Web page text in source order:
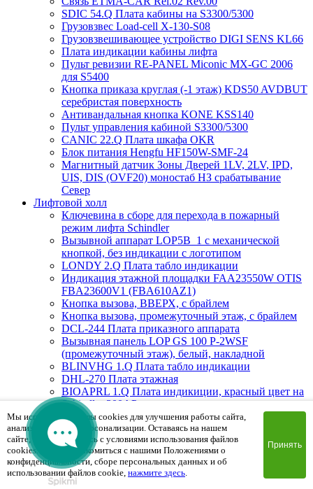
SDIC 54.Q Плата кабины на S3300/5300
Грузовзвес Load-cell X-130-S08
Грузовзвешивающее устройство DIGI SENS KL66
Плата индикации кабины лифта
Пульт ревизии RE-PANEL Miconic MX-GC 2006
для S5400
Кнопка приказа круглая (-1 этаж) KDS50 AVDBUT
серебристая поверхность
Антивандальная кнопка KONE KSS140
Пульт управления кабиной S3300/5300
CANIC 22.Q Плата шкафа OKR
Блок питания Hengfu HF150W-SMF-24
Магнитный датчик Зоны Дверей 1LV, 2LV, IPD,
UIS, DIS (OVF20) моностаб НЗ срабатывание
Cевер
Лифтовой холл
Ключевина в сборе для перехода в пожарный
режим лифта Schindler
Вызывной аппарат LOP5B_1 с механической
кнопкой, без индикации с логотипом
LONDY 2.Q Плата табло индикации
Индикация этажной площадки FAA23550W OTIS
FBA23600V1 (FBA610AZ1)
Кнопка вызова, ВВЕРХ, с брайлем
Кнопка вызова, промежуточный этаж, с брайлем
DCL-244 Плата приказного аппарата
Вызывная панель LOP GS 100 P-2WSF
(промежуточный этаж), белый, накладной
BLINVHG 1.Q Плата табло индикации
DHL-270 Плата этажная
BIOAPRL 1.Q Плата индикиции, красный цвет на
Schindler 300AP
Вызывная панель LOP GS 300 PG-2BSF (Вверх/
Вниз), белый, врезной
MAD1.Q Плата индикации
Вызывная панель PSF8524CLOP.2 (пожарная
мет.кнопки) 85х240х2mm
FHS0DWF Плата вызывной панели сегментная
Мы используем файлы cookies для улучшения работы сайта,
анализа трафика и персонализации. Оставаясь на нашем
сайте, вы соглашаетесь с условиями использования файлов
cookies. Чтобы ознакомиться с нашими Положениями о
конфиденциальности, сборе персональных данных и об
использовании файлов cookie, нажмите здесь.
Принять